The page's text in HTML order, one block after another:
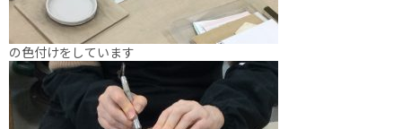
の色付けをしています